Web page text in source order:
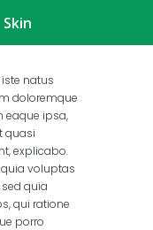
Skin
natus
doloremque
eaque ipsa,
quasi
explicabo.
voluptas
quia
qui ratione
porro